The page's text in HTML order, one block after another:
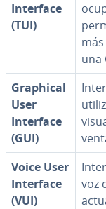
Interface
(TUI)
una
Graphical
User
Interface
(GUI)
Voice User
Interface
(VUI)
voz